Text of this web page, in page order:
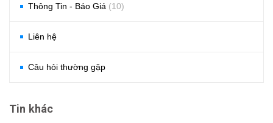
Thông Tin - Báo Giá (10)
Liên hệ
Câu hỏi thường gặp
Tin khác